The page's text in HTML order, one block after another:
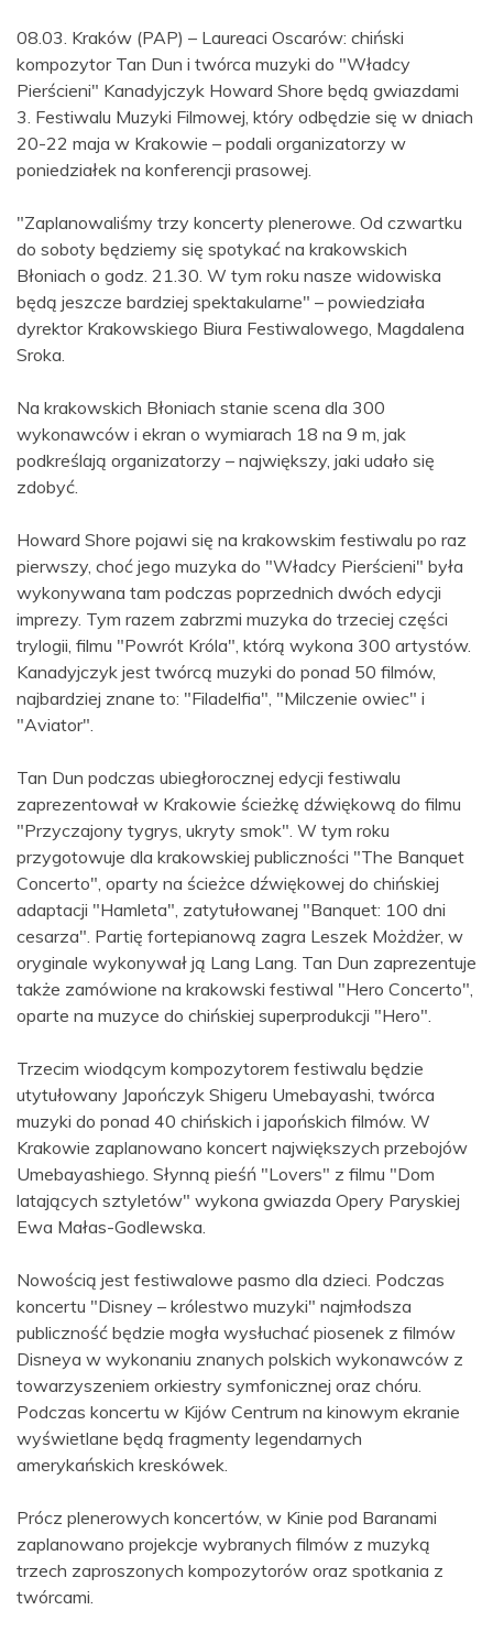
08.03. Kraków (PAP) – Laureaci Oscarów: chiński
kompozytor Tan Dun i twórca muzyki do "Władcy
Pierścieni" Kanadyjczyk Howard Shore będą gwiazdami
3. Festiwalu Muzyki Filmowej, który odbędzie się w dniach
20-22 maja w Krakowie – podali organizatorzy w
poniedziałek na konferencji prasowej.
"Zaplanowaliśmy trzy koncerty plenerowe. Od czwartku
do soboty będziemy się spotykać na krakowskich
Błoniach o godz. 21.30. W tym roku nasze widowiska
będą jeszcze bardziej spektakularne" – powiedziała
dyrektor Krakowskiego Biura Festiwalowego, Magdalena
Sroka.
Na krakowskich Błoniach stanie scena dla 300
wykonawców i ekran o wymiarach 18 na 9 m, jak
podkreślają organizatorzy – największy, jaki udało się
zdobyć.
Howard Shore pojawi się na krakowskim festiwalu po raz
pierwszy, choć jego muzyka do "Władcy Pierścieni" była
wykonywana tam podczas poprzednich dwóch edycji
imprezy. Tym razem zabrzmi muzyka do trzeciej części
trylogii, filmu "Powrót Króla", którą wykona 300 artystów.
Kanadyjczyk jest twórcą muzyki do ponad 50 filmów,
najbardziej znane to: "Filadelfia", "Milczenie owiec" i
"Aviator".
Tan Dun podczas ubiegłorocznej edycji festiwalu
zaprezentował w Krakowie ścieżkę dźwiękową do filmu
"Przyczajony tygrys, ukryty smok". W tym roku
przygotowuje dla krakowskiej publiczności "The Banquet
Concerto", oparty na ścieżce dźwiękowej do chińskiej
adaptacji "Hamleta", zatytułowanej "Banquet: 100 dni
cesarza". Partię fortepianową zagra Leszek Możdżer, w
oryginale wykonywał ją Lang Lang. Tan Dun zaprezentuje
także zamówione na krakowski festiwal "Hero Concerto",
oparte na muzyce do chińskiej superprodukcji "Hero".
Trzecim wiodącym kompozytorem festiwalu będzie
utytułowany Japończyk Shigeru Umebayashi, twórca
muzyki do ponad 40 chińskich i japońskich filmów. W
Krakowie zaplanowano koncert największych przebojów
Umebayashiego. Słynną pieśń "Lovers" z filmu "Dom
latających sztyletów" wykona gwiazda Opery Paryskiej
Ewa Małas-Godlewska.
Nowością jest festiwalowe pasmo dla dzieci. Podczas
koncertu "Disney – królestwo muzyki" najmłodsza
publiczność będzie mogła wysłuchać piosenek z filmów
Disneya w wykonaniu znanych polskich wykonawców z
towarzyszeniem orkiestry symfonicznej oraz chóru.
Podczas koncertu w Kijów Centrum na kinowym ekranie
wyświetlane będą fragmenty legendarnych
amerykańskich kreskówek.
Prócz plenerowych koncertów, w Kinie pod Baranami
zaplanowano projekcje wybranych filmów z muzyką
trzech zaproszonych kompozytorów oraz spotkania z
twórcami.